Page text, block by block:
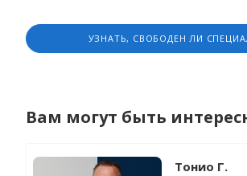
УЗНАТЬ, СВОБОДЕН ЛИ
Вам могут быть
Тонио Г.